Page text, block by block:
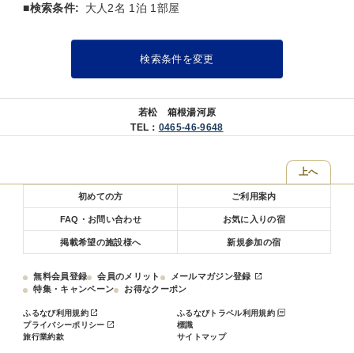
当館は全室「数寄屋造り」の和室で次の間付きで広々としておりま
った「網代天井」造りをご覧いただけます。
そのため、体格の大きな方や体の不自由な方にとってはご不便をおか
けする場合がございます。
■アクセス・立地
電車・・・JR湯河原駅下車バス・タクシーで約５分
バスでお越しの際にはバス停「理想郷」で下車してください。
車・・・・東京から約2時間 東名高速の厚木ICより小田原厚木道路か
ら小田原へ。
小田原から国道135号線より湯河原温泉方面へ。
箱根方面からは湯河原ハ゜ークーウェイを経由し、山翠楼、エクシブ
理想郷バス停手前を左折。
■検索条件: 大人2名 1泊 1部屋
検索条件を変更
若松 箱根湯河原
TEL： 0465-46-9648
上へ
初めての方 ご利用案内
FAQ・お問い合わせ お気に入りの宿
掲載希望の施設様へ 新規参加の宿
無料会員登録 会員のメリット
メールマガジン登録
特集・キャンペーン
お得なクーポン
ふるなび利用規約
ふるなびトラベル利用規約
プライバシーポリシー
標識
旅行業約款
サイトマップ